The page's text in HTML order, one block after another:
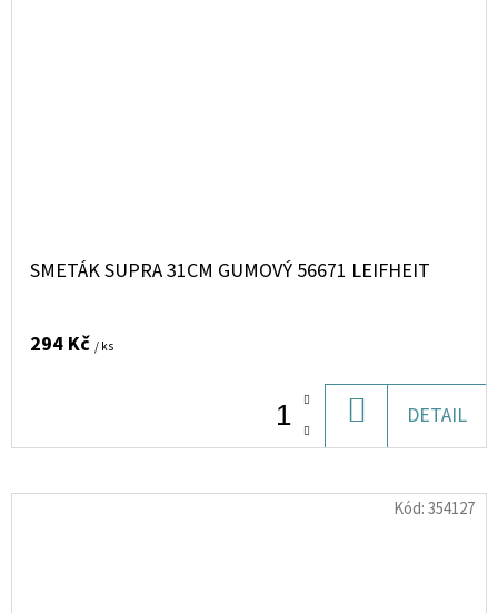
SMETÁK SUPRA 31CM GUMOVÝ 56671 LEIFHEIT
294 Kč / ks
KOŠÍKU
DETAIL
Kód:354127